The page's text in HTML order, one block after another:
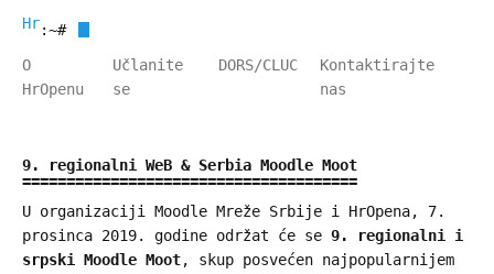
HrOpen
:~#
O
HrOpenu
Učlanite
se
DORS/CLUC
Kontaktirajte
nas
9. regionalni WeB & Serbia Moodle Moot
U organizaciji Moodle Mreže Srbije i HrOpena, 7.
prosinca 2019. godine održat će se 9. regionalni i
srpski Moodle Moot, skup posvećen najpopularnijem